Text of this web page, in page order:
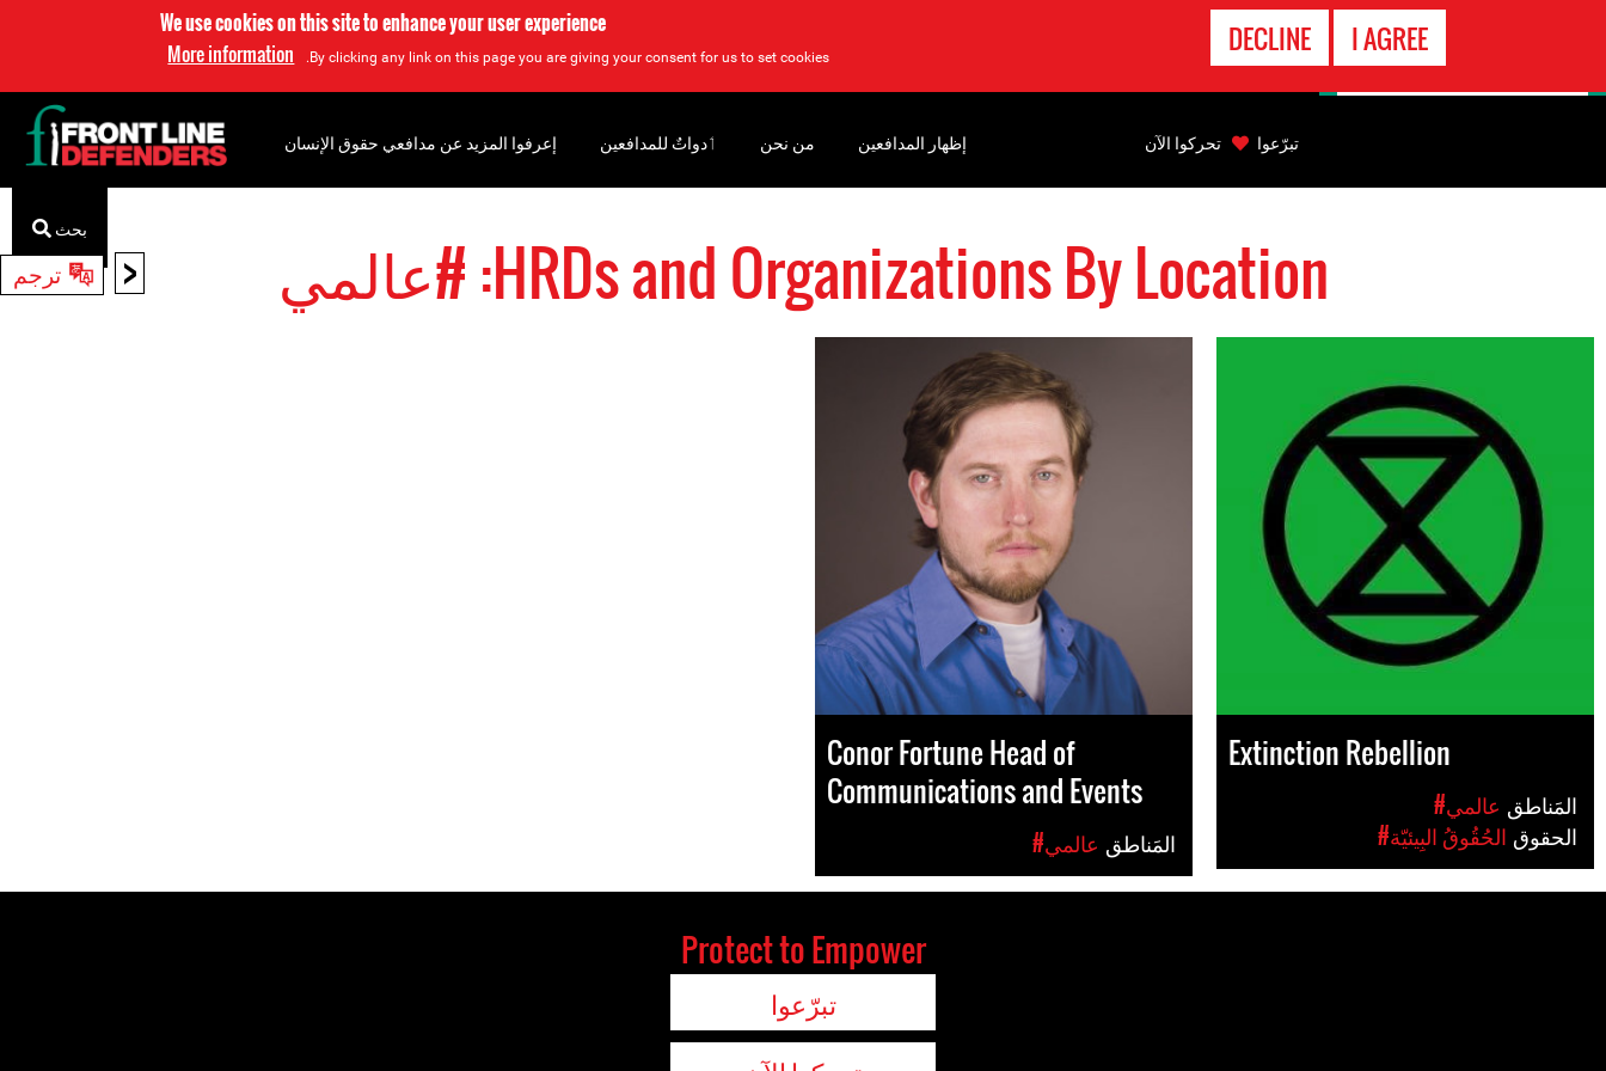
We use cookies on this site to enhance your user experience
By clicking any link on this page you are giving your consent for us to set cookies.
More information I AGREE
DECLINE
< ترجم HRDs and Organizations By Location: #عالمي
Extinction Rebellion
#عالمي
#الحُقُوقُ البِيئيّة
Conor Fortune Head of
Communications and Events
#عالمي
إعرفوا المزيد عن مدافعي حقوق الإنسان ‏ٲدواتٌ للمدافعين من نحن إظهار المدافعين
بحث
تبرّعوا تحركوا الآن
Protect to Empower
تبرّعوا
الاتصال
بالطوارىء